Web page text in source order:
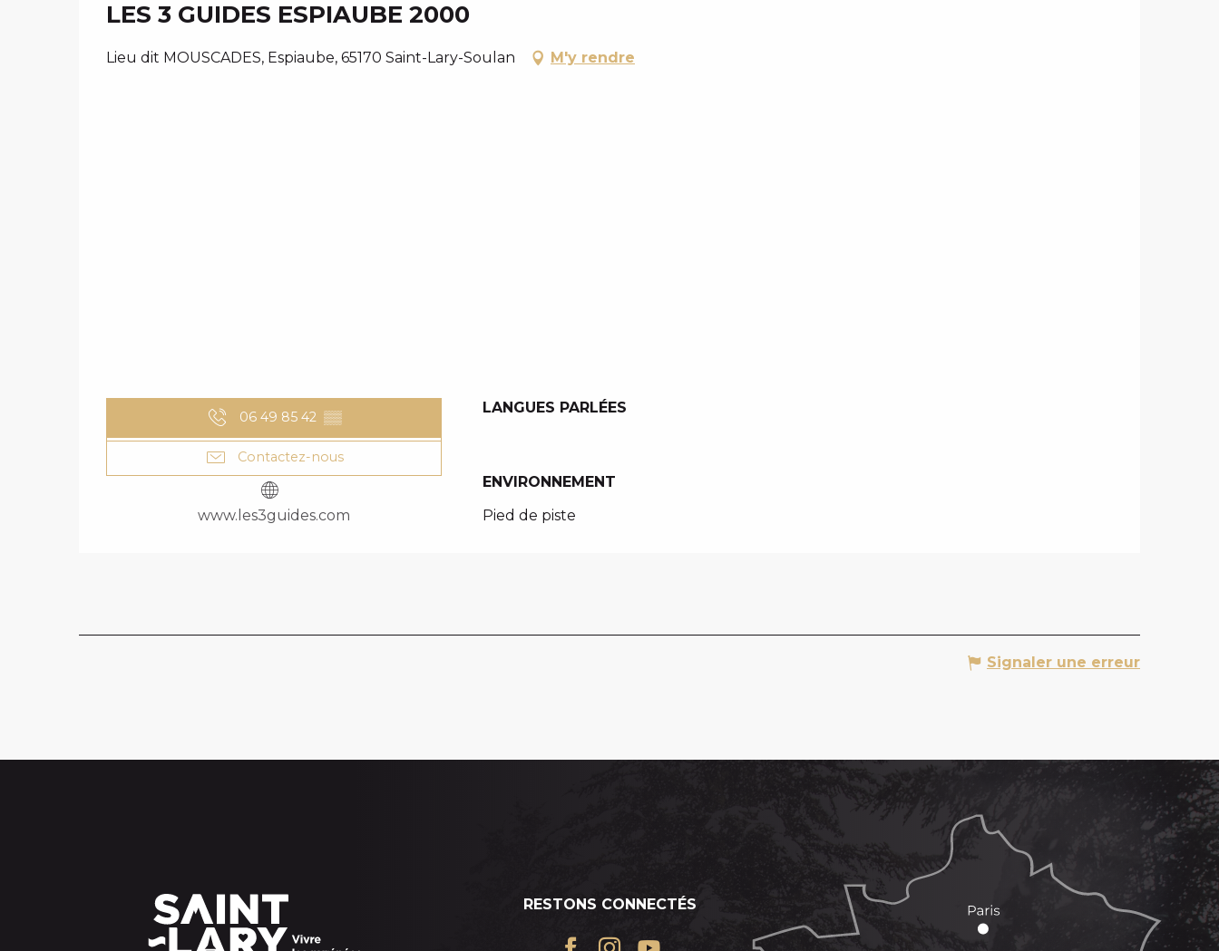
LES 3 GUIDES ESPIAUBE 2000
Lieu dit MOUSCADES, Espiaube, 65170 Saint-Lary-Soulan M'y rendre
06 49 85 42 ▒▒
Contactez-nous
www.les3guides.com
LANGUES PARLÉES
LANGUES PARLÉES
ENVIRONNEMENT
ENVIRONNEMENT
Pied de piste
Signaler une erreur
RESTONS CONNECTÉS